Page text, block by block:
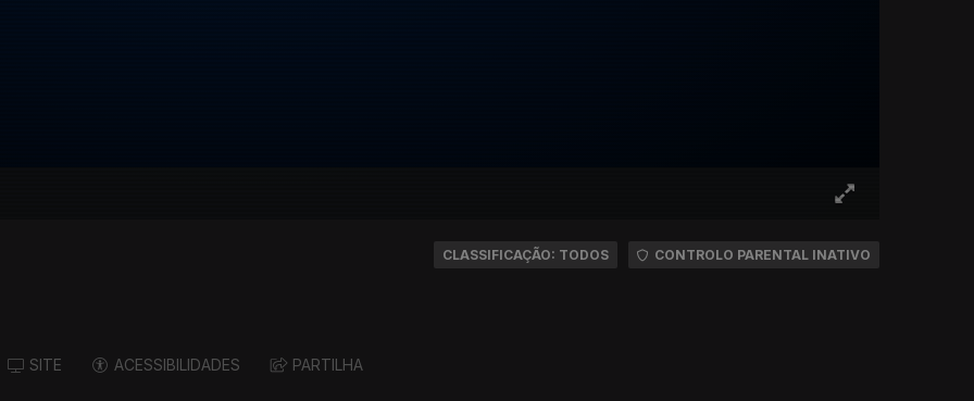
CLASSIFICAÇÃO: TODOS CONTROLO PARENTAL INATIVO
SITE ACESSIBILIDADES PARTILHA